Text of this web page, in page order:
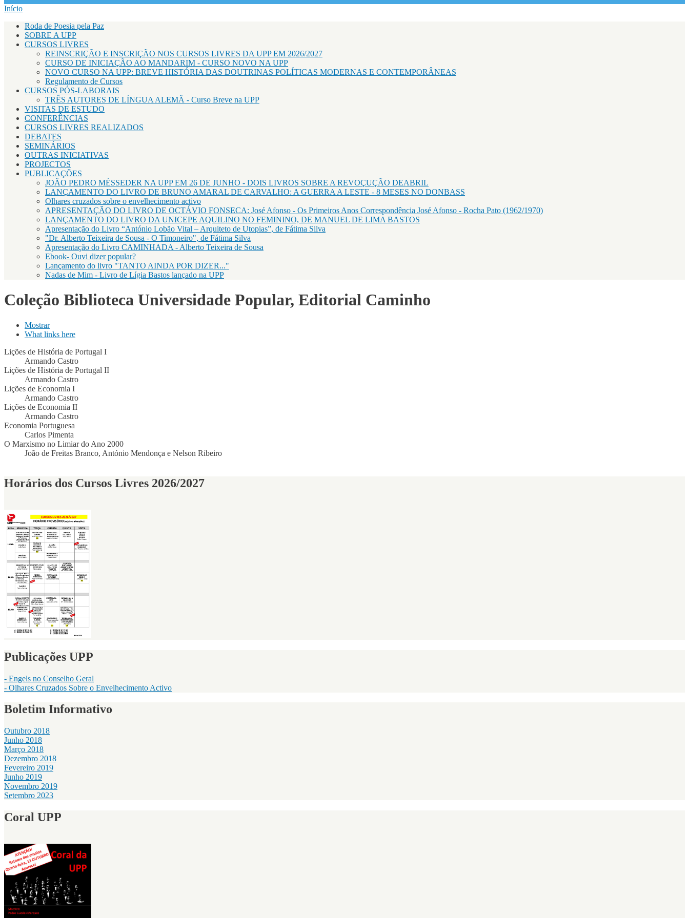
Está aqui
Início
Roda de Poesia pela Paz
SOBRE A UPP
CURSOS LIVRES
REINSCRIÇÃO E INSCRIÇÃO NOS CURSOS LIVRES DA UPP EM 2026/2027
CURSO DE INICIAÇÃO AO MANDARIM - CURSO NOVO NA UPP
NOVO CURSO NA UPP: BREVE HISTÓRIA DAS DOUTRINAS POLÍTICAS MODERNAS E CONTEMPORÂNEAS
Regulamento de Cursos
CURSOS PÓS-LABORAIS
TRÊS AUTORES DE LÍNGUA ALEMÃ - Curso Breve na UPP
VISITAS DE ESTUDO
CONFERÊNCIAS
CURSOS LIVRES REALIZADOS
DEBATES
SEMINÁRIOS
OUTRAS INICIATIVAS
PROJECTOS
PUBLICAÇÕES
JOÃO PEDRO MÉSSEDER NA UPP EM 26 DE JUNHO - DOIS LIVROS SOBRE A REVOÇUÇÃO DEABRIL
LANÇAMENTO DO LIVRO DE BRUNO AMARAL DE CARVALHO: A GUERRA A LESTE - 8 MESES NO DONBASS
Olhares cruzados sobre o envelhecimento activo
APRESENTAÇÃO DO LIVRO DE OCTÁVIO FONSECA: José Afonso - Os Primeiros Anos Correspondência José Afonso - Rocha Pato (1962/1970)
LANÇAMENTO DO LIVRO DA UNICEPE AQUILINO NO FEMININO, DE MANUEL DE LIMA BASTOS
Apresentação do Livro “António Lobão Vital – Arquiteto de Utopias”, de Fátima Silva
"Dr. Alberto Teixeira de Sousa - O Timoneiro", de Fátima Silva
Apresentação do Livro CAMINHADA - Alberto Teixeira de Sousa
Ebook- Ouvi dizer popular?
Lançamento do livro "TANTO AINDA POR DIZER..."
Nadas de Mim - Livro de Lígia Bastos lançado na UPP
Coleção Biblioteca Universidade Popular, Editorial Caminho
Separadores primários
Mostrar(separador ativo)
What links here
Lições de História de Portugal I
Armando Castro
Lições de História de Portugal II
Armando Castro
Lições de Economia I
Armando Castro
Lições de Economia II
Armando Castro
Economia Portuguesa
Carlos Pimenta
O Marxismo no Limiar do Ano 2000
João de Freitas Branco, António Mendonça e Nelson Ribeiro
Horários dos Cursos Livres 2026/2027
Publicações UPP
- Engels no Conselho Geral
- Olhares Cruzados Sobre o Envelhecimento Activo
Boletim Informativo
Outubro 2018
Junho 2018
Março 2018
Dezembro 2018
Fevereiro 2019
Junho 2019
Novembro 2019
Setembro 2023
Coral UPP